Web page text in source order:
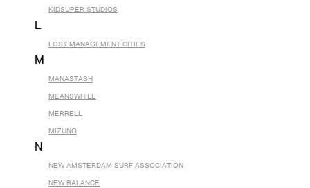
KIDSUPER STUDIOS
L
LOST MANAGEMENT CITIES
M
MANASTASH
MEANSWHILE
MERRELL
MIZUNO
N
NEW AMSTERDAM SURF ASSOCIATION
NEW BALANCE